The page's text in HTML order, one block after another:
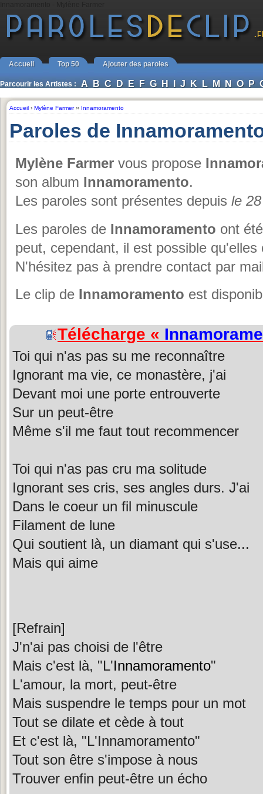
Accueil Top 50 Ajouter des paroles
Parcourir les Artistes : A B C D E F G H I J K L M N O P
Accueil › Mylène Farmer›› Innamoramento
Paroles de
Mylène Farmer vous propose
son album Innamoramento.
Les paroles sont présentes depuis le
Les paroles de Innamoramento ont
peut, cependant, il est possible
N'hésitez pas à prendre contact par
Le clip de Innamoramento est
Télécharge «
Toi qui n'as pas su me reconnaître
Ignorant ma vie, ce monastère, j'ai
Devant moi une porte entrouverte
Sur un peut-être
Même s'il me faut tout recommencer
Toi qui n'as pas cru ma solitude
Ignorant ses cris, ses angles durs. J'ai
Dans le coeur un fil minuscule
Filament de lune
Qui soutient là, un diamant qui s'use...
Mais qui aime
[Refrain]
J'n'ai pas choisi de l'être
Mais c'est là, "L'Innamoramento"
L'amour, la mort, peut-être
Mais suspendre le temps pour un mot
Tout se dilate et cède à tout
Et c'est là, "L'Innamoramento"
Tout son être s'impose à nous
Trouver enfin peut-être un écho